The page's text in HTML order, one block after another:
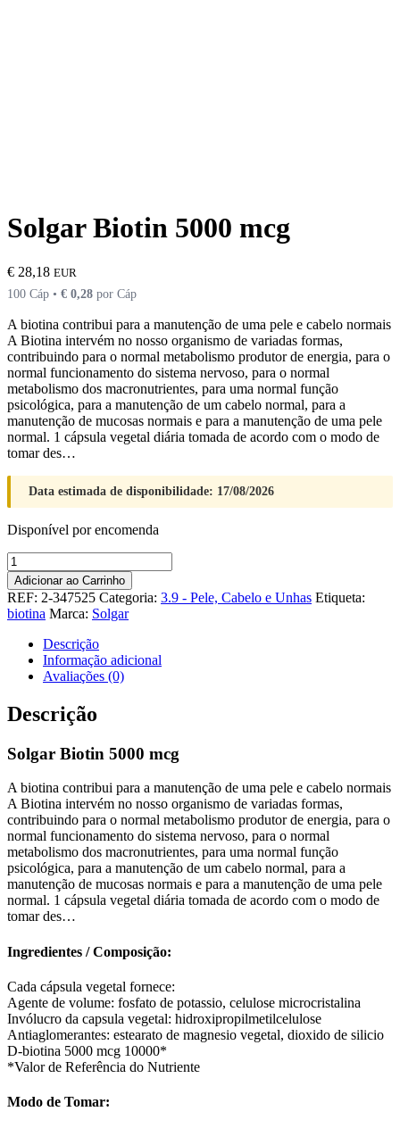
Solgar Biotin 5000 mcg
€ 28,18 EUR
100 Cáp • € 0,28 por Cáp
A biotina contribui para a manutenção de uma pele e cabelo normais
A Biotina intervém no nosso organismo de variadas formas,
contribuindo para o normal metabolismo produtor de energia, para o
normal funcionamento do sistema nervoso, para o normal
metabolismo dos macronutrientes, para uma normal função
psicológica, para a manutenção de um cabelo normal, para a
manutenção de mucosas normais e para a manutenção de uma pele
normal. 1 cápsula vegetal diária tomada de acordo com o modo de
tomar des…
Data estimada de disponibilidade: 17/08/2026
Disponível por encomenda
Quantidade
de
Solgar
Biotin
5000
mcg
Adicionar ao Carrinho
REF: 2-347525 Categoria: 3.9 - Pele, Cabelo e Unhas Etiqueta:
biotina Marca: Solgar
Descrição
Informação adicional
Avaliações (0)
Descrição
Solgar Biotin 5000 mcg
A biotina contribui para a manutenção de uma pele e cabelo normais
A Biotina intervém no nosso organismo de variadas formas,
contribuindo para o normal metabolismo produtor de energia, para o
normal funcionamento do sistema nervoso, para o normal
metabolismo dos macronutrientes, para uma normal função
psicológica, para a manutenção de um cabelo normal, para a
manutenção de mucosas normais e para a manutenção de uma pele
normal. 1 cápsula vegetal diária tomada de acordo com o modo de
tomar des…
Ingredientes / Composição:
Cada cápsula vegetal fornece:
Agente de volume: fosfato de potassio, celulose microcristalina
Invólucro da capsula vegetal: hidroxipropilmetilcelulose
Antiaglomerantes: estearato de magnesio vegetal, dioxido de silicio
D-biotina 5000 mcg 10000*
*Valor de Referência do Nutriente
Modo de Tomar: